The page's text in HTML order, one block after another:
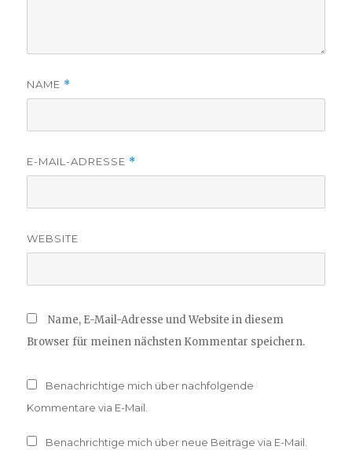
NAME *
E-MAIL-ADRESSE *
WEBSITE
Name, E-Mail-Adresse und Website in diesem
Browser für meinen nächsten Kommentar speichern.
Benachrichtige mich über nachfolgende
Kommentare via E-Mail.
Benachrichtige mich über neue Beiträge via E-Mail.